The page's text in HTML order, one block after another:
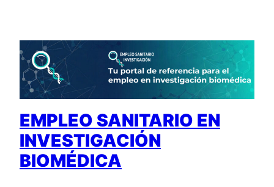
contenido
EMPLEO SANITARIO EN
INVESTIGACIÓN
BIOMÉDICA